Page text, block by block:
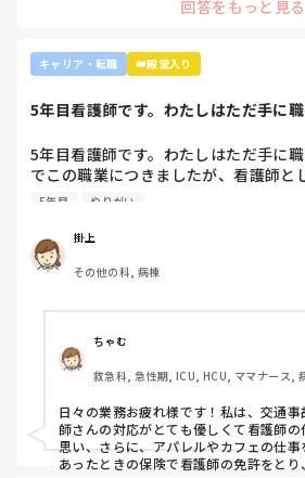
回答をもっと見る
キャリア・転職 👑殿堂入り
5年目看護師です。わたしはただ手に
5年目看護師です。わたしはただ手に
でこの職業につきましたが、看護師と
あまり考えたことがなく、ただ言われ
続けてしまっています。
みなさんはどういったきっかけで看護
科についていたりしますか？
笑
5年目 やりがい
掛上
その他の科, 病棟
ちゃむ
救急科, 急性期, ICU, HCU, ママナース,
日々の業務お疲れ様です！私は、交通
師さんの対応がとても優しくて看護師
思い、さらに、アパレルやカフェの仕
あったときの保険で看護師の免許をと